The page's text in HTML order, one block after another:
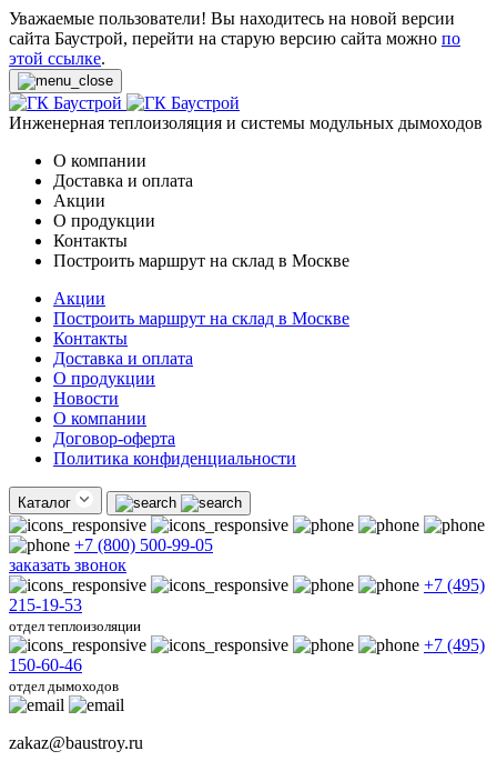
Уважаемые пользователи! Вы находитесь на новой версии
сайта Баустрой, перейти на старую версию сайта можно по
этой ссылке.
Инженерная теплоизоляция и системы модульных дымоходов
О компании
Доставка и оплата
Акции
О продукции
Контакты
Построить маршрут на склад в Москве
Акции
Построить маршрут на склад в Москве
Контакты
Доставка и оплата
О продукции
Новости
О компании
Договор-оферта
Политика конфиденциальности
Каталог
+7 (800) 500-99-05
заказать звонок
+7 (495)
215-19-53
отдел теплоизоляции
+7 (495)
150-60-46
отдел дымоходов
zakaz@baustroy.ru